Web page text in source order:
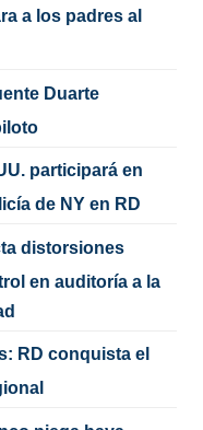
a los padres al
Duarte
participará en
de NY en RD
distorsiones
en auditoría a la
RD conquista el